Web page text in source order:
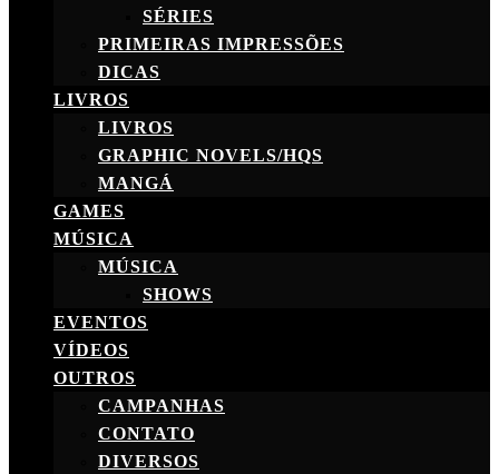
SÉRIES
PRIMEIRAS IMPRESSÕES
DICAS
LIVROS
LIVROS
GRAPHIC NOVELS/HQS
MANGÁ
GAMES
MÚSICA
MÚSICA
SHOWS
EVENTOS
VÍDEOS
OUTROS
CAMPANHAS
CONTATO
DIVERSOS